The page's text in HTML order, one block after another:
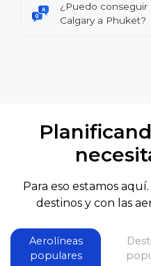
¿Puedo conseguir
Calgary a Phuket?
Para eso estamos
destinos y con las
Aerolíneas
populares